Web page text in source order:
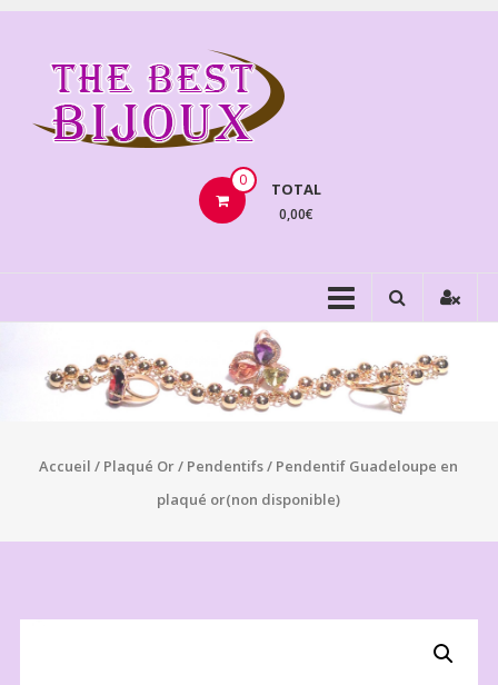
Aller
contenu
0 TOTAL
0,00€
Accueil / Plaqué Or/ Pendentifs/ Pendentif Guadeloupe en
plaqué or(non disponible)